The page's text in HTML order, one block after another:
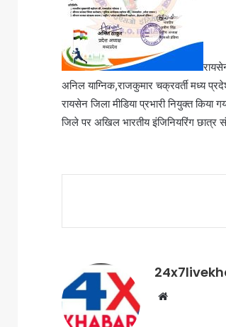
अनिल याग्निक,राजकुमार चक्रवर्ती मध्य
रायसेन जिला मीडिया प्रभारी नियुक्त
जिले पर अखिल भारतीय इंजिनियरिंग
Website